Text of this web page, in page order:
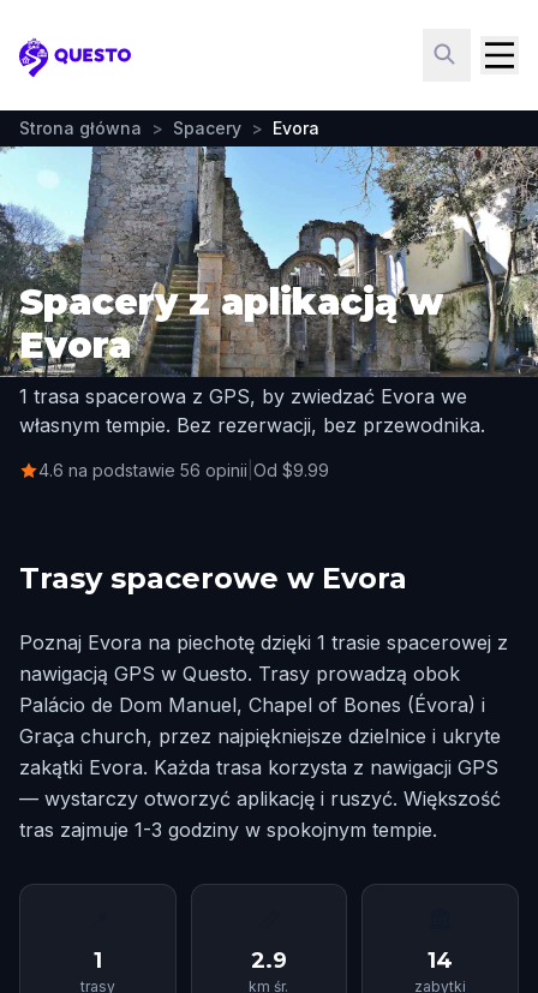
Questo
Strona główna > Spacery > Evora
Spacery z aplikacją w
Evora
1 trasa spacerowa z GPS, by zwiedzać Evora we
własnym tempie. Bez rezerwacji, bez przewodnika.
4.6 na podstawie 56 opinii Od $9.99
Trasy spacerowe w Evora
Poznaj Evora na piechotę dzięki 1 trasie spacerowej z
nawigacją GPS w Questo. Trasy prowadzą obok
Palácio de Dom Manuel, Chapel of Bones (Évora) i
Graça church, przez najpiękniejsze dzielnice i ukryte
zakątki Evora. Każda trasa korzysta z nawigacji GPS
— wystarczy otworzyć aplikację i ruszyć. Większość
tras zajmuje 1-3 godziny w spokojnym tempie.
1
trasy
2.9
km śr.
14
zabytki